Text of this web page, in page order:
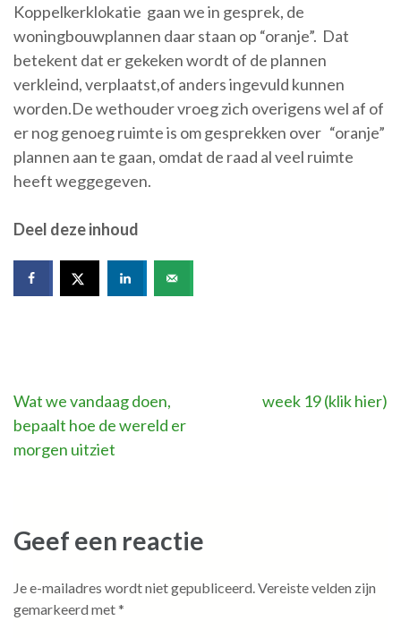
Koppelkerklokatie gaan we in gesprek, de
woningbouwplannen daar staan op “oranje”. Dat
betekent dat er gekeken wordt of de plannen
verkleind, verplaatst,of anders ingevuld kunnen
worden.De wethouder vroeg zich overigens wel af of
er nog genoeg ruimte is om gesprekken over “oranje”
plannen aan te gaan, omdat de raad al veel ruimte
heeft weggegeven.
Deel deze inhoud
Bericht
navigatie
Wat we vandaag doen,
bepaalt hoe de wereld er
morgen uitziet
week 19 (klik hier)
Geef een reactie
Je e-mailadres wordt niet gepubliceerd.Vereiste velden zijn
gemarkeerd met*